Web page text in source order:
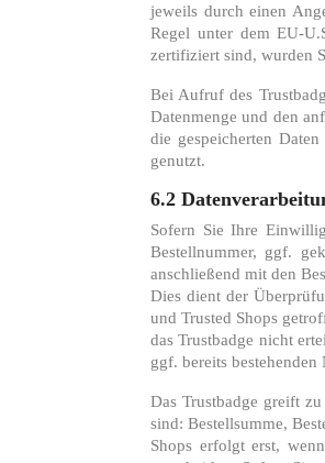
jeweils durch einen
Regel unter dem EU-
zertifiziert sind, wurden
Bei Aufruf des
Datenmenge und den
die gespeicherten
genutzt.
6.2
Sofern Sie Ihre
Bestellnummer, ggf.
anschließend mit den
Dies dient der
und Trusted Shops
das Trustbadge nicht
ggf. bereits
Das Trustbadge greift
sind: Bestellsumme,
Shops erfolgt erst,